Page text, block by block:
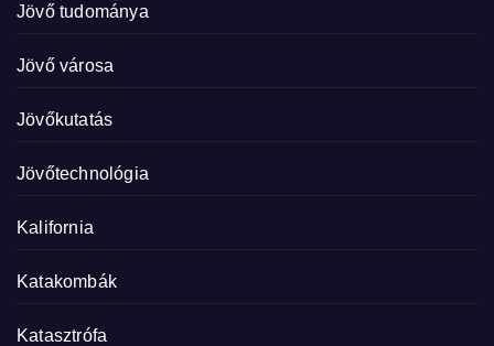
Jövő tudománya
Jövő városa
Jövőkutatás
Jövőtechnológia
Kalifornia
Katakombák
Katasztrófa